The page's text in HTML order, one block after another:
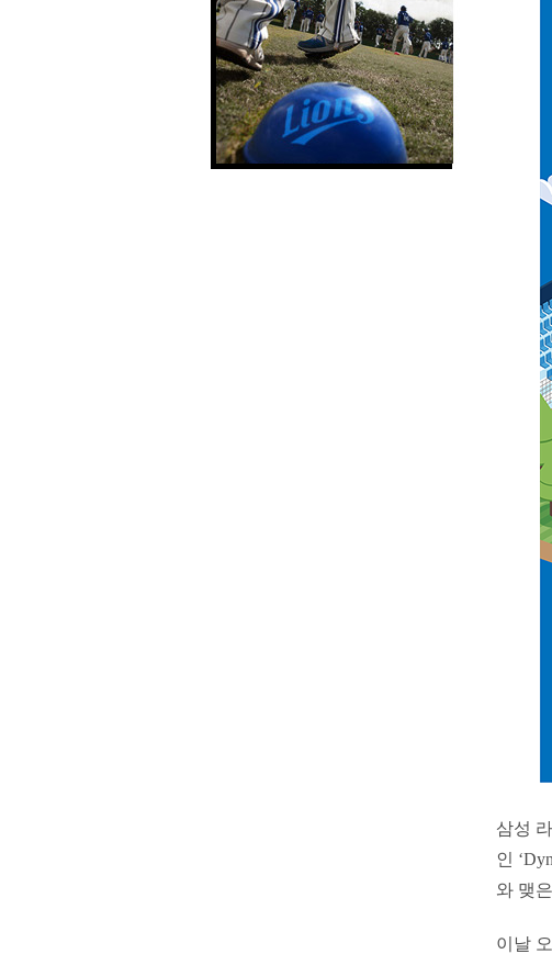
삼성
인
와 맺
이날